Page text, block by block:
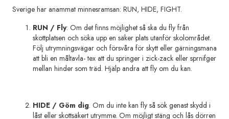
Sverige har anammat minnesramsan: RUN, HIDE, FIGHT.
RUN / Fly: Om det finns möjlighet så ska du fly från
skottplatsen och söka upp en säker plats utanför skolområdet.
Följ utrymningsvägar och försvåra för skytt eller gärningsmana
att bli en måltavla- tex att du springer i zick-zack eller sprnifger
mellan hinder som träd. Hjälp andra att fly om du kan.
HIDE / Göm dig. Om du inte kan fly så sök genast skydd i
låst eller skottsäkert utrymme. Om möjligt stäng och lås dörren